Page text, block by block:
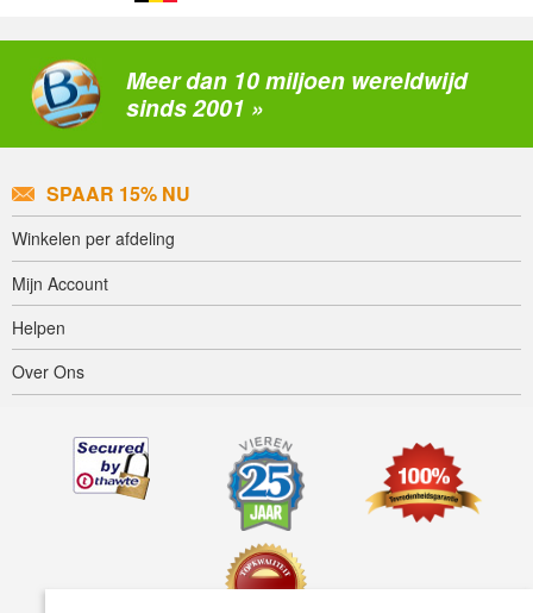
Meer dan 10 miljoen wereldwijd
sinds 2001 »
SPAAR 15% NU
Winkelen per afdeling
Mijn Account
Helpen
Over Ons